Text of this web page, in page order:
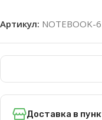
Артикул: NOTEBOOK-6
Доставка в